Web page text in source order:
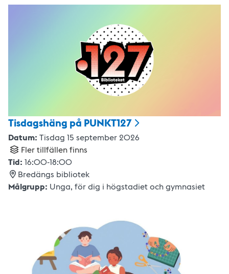
Tisdagshäng på PUNKT127
Datum: Tisdag 15 september 2026
Fler tillfällen finns
Tid: 16:00-18:00
Bredängs bibliotek
Målgrupp: Unga, för dig i högstadiet och gymnasiet